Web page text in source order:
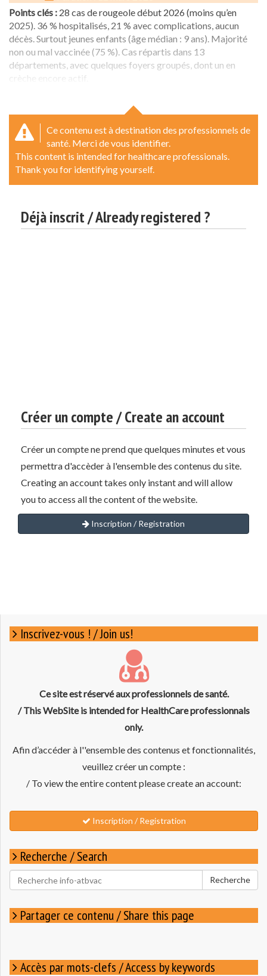
Points clés : 28 cas de rougeole début 2026 (moins qu’en
2025). 36 % hospitalisés, 21 % avec complications, aucun
décès. Surtout jeunes enfants (âge médian : 9 ans). Majorité
non ou mal vaccinée (75 %). Cas répartis dans 13
départements, avec quelques foyers groupés, dont un en
crèche encore actif.
Ce contenu est à destination des professionnels de
santé. Merci de vous identifier.
This content is intended for healthcare professionals.
Thank you for identifying yourself.
Déjà inscrit / Already registered ?
Créer un compte / Create an account
Créer un compte ne prend que quelques minutes et vous
permettra d'accèder à l'ensemble des contenus du site.
Creating an account takes only instant and will allow
you to access all the content of the website.
Inscription / Registration
Inscrivez-vous ! / Join us!
Ce site est réservé aux professionnels de santé.
/ This WebSite is intended for HealthCare professionnals
only.
Afin d’accéder à l''ensemble des contenus et fonctionnalités,
veuillez créer un compte :
/ To view the entire content please create an account:
Inscription / Registration
Recherche / Search
Rechercher
pour
Recherche
Partager ce contenu / Share this page
Accès par mots-clefs / Access by keywords